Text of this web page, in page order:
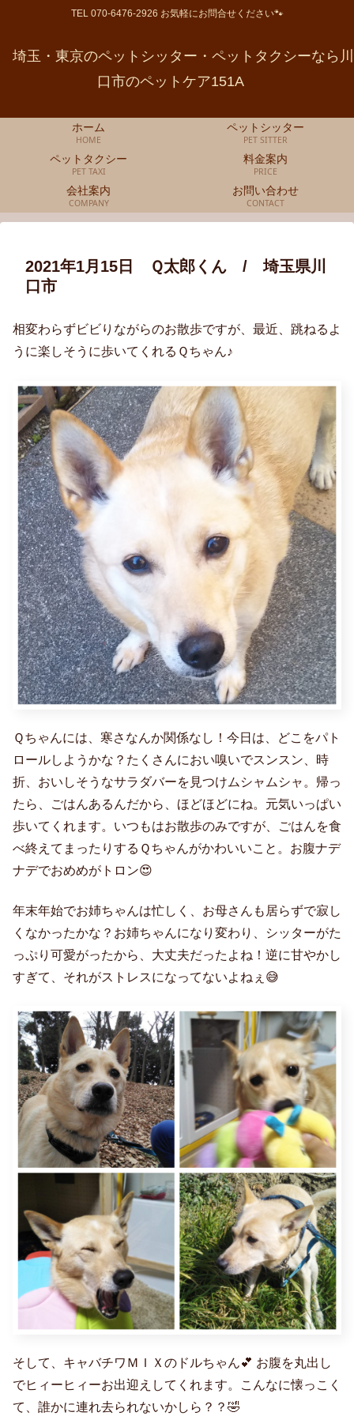
TEL 070-6476-2926 お気軽にお問合せください🐾
埼玉・東京のペットシッター・ペットタクシーなら川
口市のペットケア151A
ホーム
HOME
ペットシッター
PET SITTER
ペットタクシー
PET TAXI
料金案内
PRICE
会社案内
COMPANY
お問い合わせ
CONTACT
2021年1月15日 Ｑ太郎くん / 埼玉県川
口市
相変わらずビビりながらのお散歩ですが、最近、跳ねるよ
うに楽しそうに歩いてくれるＱちゃん♪
Ｑちゃんには、寒さなんか関係なし！今日は、どこをパト
ロールしようかな？たくさんにおい嗅いでスンスン、時
折、おいしそうなサラダバーを見つけムシャムシャ。帰っ
たら、ごはんあるんだから、ほどほどにね。元気いっぱい
歩いてくれます。いつもはお散歩のみですが、ごはんを食
べ終えてまったりするＱちゃんがかわいいこと。お腹ナデ
ナデでおめめがトロン😍
年末年始でお姉ちゃんは忙しく、お母さんも居らずで寂し
くなかったかな？お姉ちゃんになり変わり、シッターがた
っぷり可愛がったから、大丈夫だったよね！逆に甘やかし
すぎて、それがストレスになってないよねぇ😅
そして、キャバチワＭＩＸのドルちゃん💕 お腹を丸出し
でヒィーヒィーお出迎えしてくれます。こんなに懐っこく
て、誰かに連れ去られないかしら？？🤣